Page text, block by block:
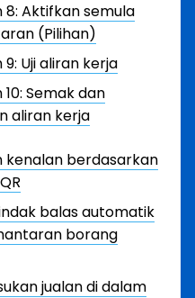
8: Aktifkan semula
(Pilihan)
9: Uji aliran kerja
10: Semak dan
aliran kerja
kenalan berdasarkan
balas automatik
borang
jualan di dalam